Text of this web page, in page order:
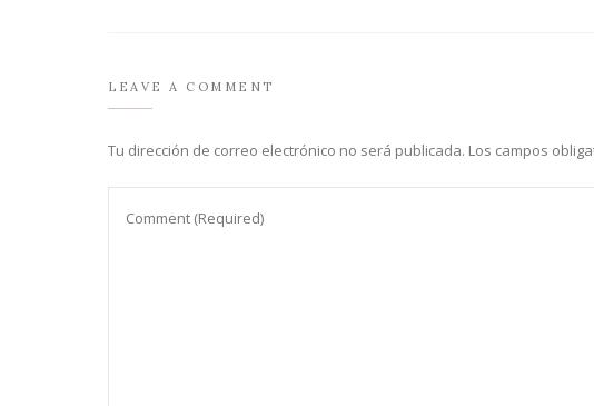
LEAVE A COMMENT
Tu dirección de correo electrónico no será publicada. Los campos